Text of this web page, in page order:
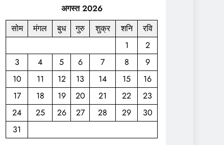
अगस्त 2026
सोम
मंगल बुध गुरु शुक्र शनि
रवि
1
2
3
4 5 6 7 8
9
10
11 12 13 14 15
16
17
18 19 20 21 22
23
24
25 26 27 28 29
30
31